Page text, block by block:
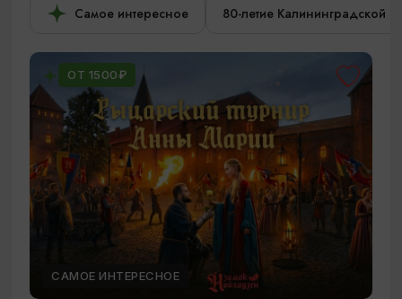
Самое интересное 80-летие Калининградской
ОТ 1500₽
САМОЕ ИНТЕРЕСНОЕ